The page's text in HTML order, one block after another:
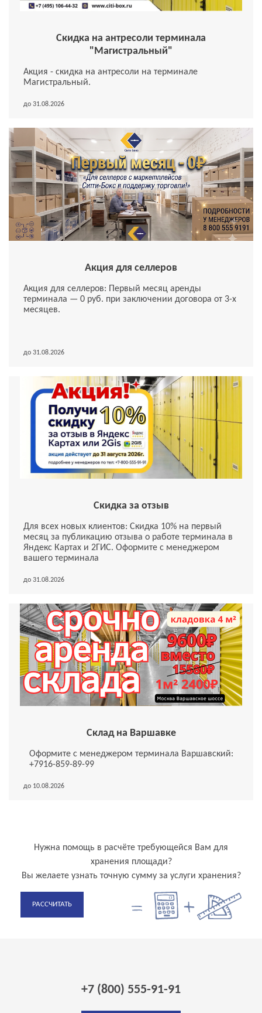
Скидка на антресоли терминала
"Магистральный"
Акция - скидка на антресоли на терминале
Магистральный.
до 31.08.2026
Акция для селлеров
Акция для селлеров: Первый месяц аренды
терминала — 0 руб. при заключении договора от 3-х
месяцев.
до 31.08.2026
Скидка за отзыв
Для всех новых клиентов: Скидка 10% на первый
месяц за публикацию отзыва о работе терминала в
Яндекс Картах и 2ГИС. Оформите с менеджером
вашего терминала
до 31.08.2026
Склад на Варшавке
Оформите с менеджером терминала Варшавский:
+7916-859-89-99
до 10.08.2026
Нужна помощь в расчёте требующейся Вам для
хранения площади?
Вы желаете узнать точную сумму за услуги хранения?
РАССЧИТАТЬ
+7 (800) 555-91-91